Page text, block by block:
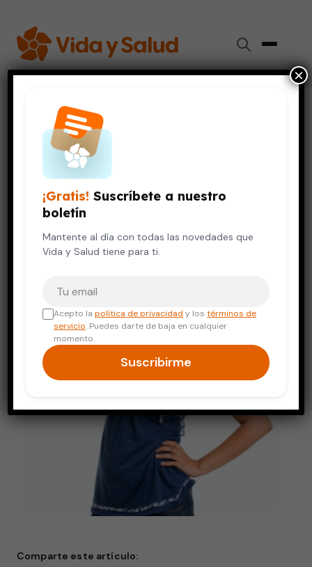
Niños y Adolescentes
La vacuna contra el VPH no es una “licencia para tener
NIÑOS Y ADOLESCENTES
La vacuna contra el VPH no es
una “licencia para tener sexo»
22 de noviembre, 2012 4 min de lectura
Comparte este artículo:
¡Gratis! Suscríbete a nuestro
boletín
Mantente al día con todas las novedades que
Vida y Salud tiene para ti.
Acepto lapolítica de privacidad y lostérminos de
servicio. Puedes darte de baja en cualquier
momento.
Suscribirme
×